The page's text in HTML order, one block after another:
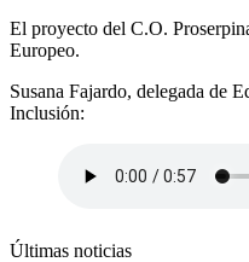
El proyecto del C.O.
Europeo.
Susana Fajardo, delegada de
Inclusión:
Últimas noticias